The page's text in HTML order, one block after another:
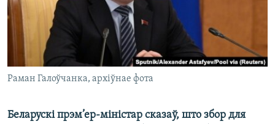
Раман Галоўчанка, архіўнае фота
Беларускі прэм’ер-міністар сказаў, што збор для